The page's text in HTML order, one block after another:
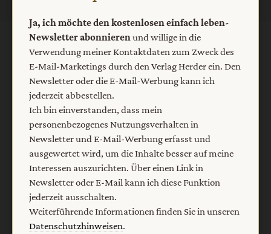
AGB und Widerrufsbelehrung Datenschutz
Barrierefreiheit Impressum
Vertrag widerrufen Abo online kündigen
Ja, ich möchte den kostenlosen einfach leben-
Newsletter abonnierenund willige in die
Verwendung meiner Kontaktdaten zum Zweck des
E-Mail-Marketings durch den Verlag Herder ein. Den
Newsletter oder die E-Mail-Werbung kann ich
jederzeit abbestellen.
Ich bin einverstanden, dass mein
personenbezogenes Nutzungsverhalten in
Newsletter und E-Mail-Werbung erfasst und
ausgewertet wird, um die Inhalte besser auf meine
Interessen auszurichten. Über einen Link in
Newsletter oder E-Mail kann ich diese Funktion
jederzeit ausschalten.
Weiterführende Informationen finden Sie in unseren
Datenschutzhinweisen.